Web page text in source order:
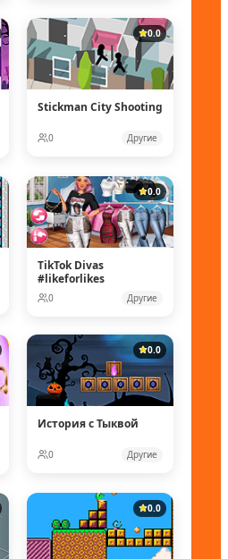
0.0
Stickman City Shooting
0 Другие
0.0
TikTok Divas
#likeforlikes
0 Другие
0.0
История с Тыквой
0 Другие
0.0